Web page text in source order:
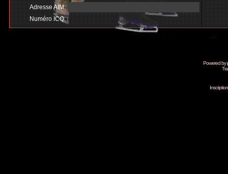
Adresse AIM:
Numéro ICQ:
Powered by